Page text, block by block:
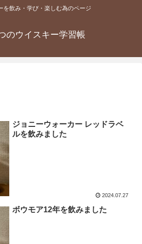
を飲み・学び・楽しむ為のページ
のウイスキー学習帳
ジョニーウォーカー レッドラベ
ルを飲みました
2024.07.27
ボウモア12年を飲みました